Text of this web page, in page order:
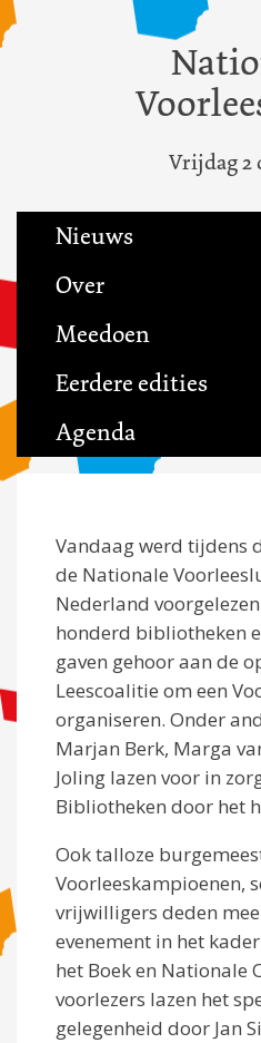
Vrijdag 2
Nieuws
Over
Meedoen
Eerdere edities
Agenda
Vandaag werd tijdens
de Nationale
Nederland
honderd bibliotheken
gaven gehoor aan de
Leescoalitie om een
organiseren. Onder
Marjan Berk, Marga
Joling lazen voor in
Bibliotheken door het
Ook talloze
Voorleeskampioenen,
vrijwilligers deden
evenement in het
het Boek en Nationale
voorlezers lazen het
gelegenheid door Jan